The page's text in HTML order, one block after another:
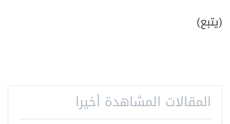
(يتبع)
المقالات المشاهدة أخيرا